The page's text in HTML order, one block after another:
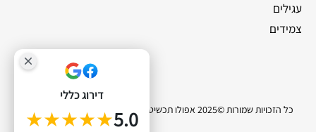
עגילים
צמידים
כל הזכויות שמורות ©2025 אפולו תכשיטי יהלומים | סייטלינקס קידום אתרים
דירוג כללי
5.0
★★★★★